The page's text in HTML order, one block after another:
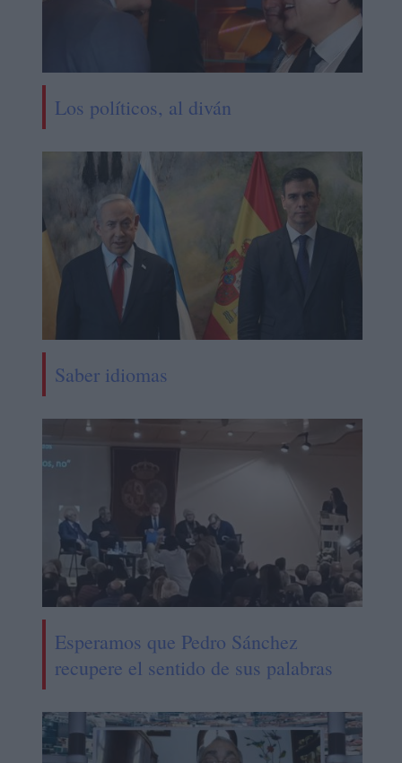
Los políticos, al diván
Saber idiomas
Esperamos que Pedro Sánchez
recupere el sentido de sus palabras